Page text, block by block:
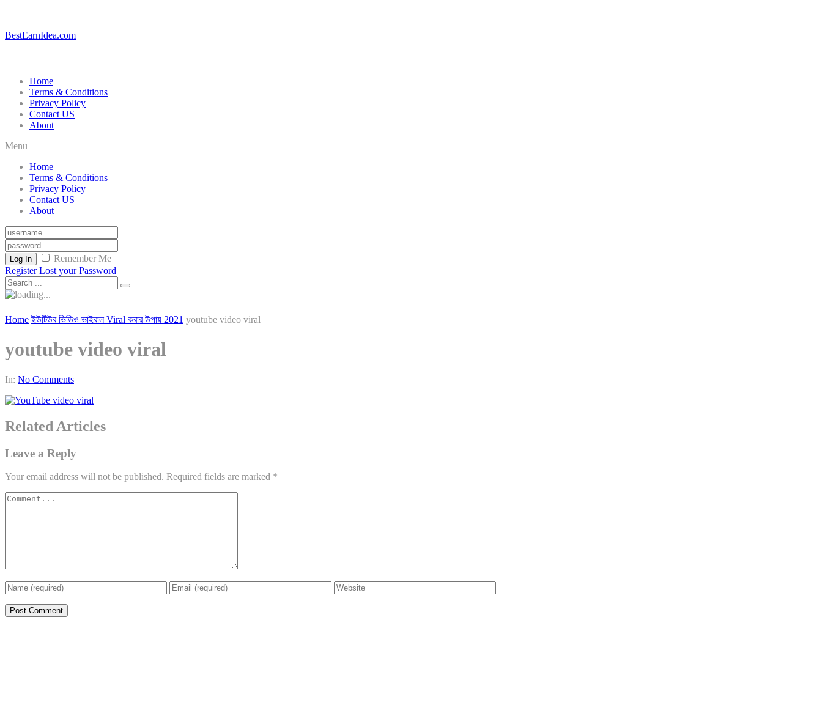
BestEarnIdea.com
Home
Terms & Conditions
Privacy Policy
Contact US
About
Menu
Home
Terms & Conditions
Privacy Policy
Contact US
About
Log In
Remember Me
Register Lost your Password
Home ইউটিউব ভিডিও ভাইরাল Viral করার উপায় 2021 youtube video viral
youtube video viral
In: No Comments
Related Articles
Leave a Reply
Your email address will not be published. Required fields are marked *